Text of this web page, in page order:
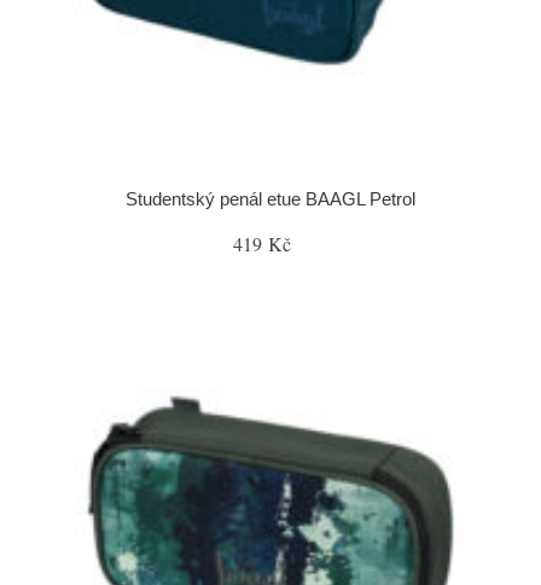
Studentský penál etue BAAGL Petrol
419 Kč